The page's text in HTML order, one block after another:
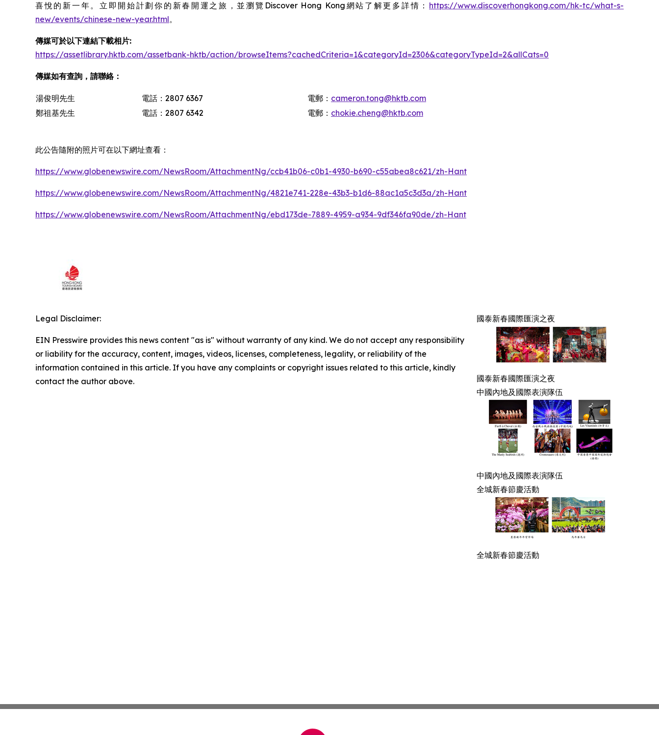
喜悅的新一年。立即開始計劃你的新春開運之旅，並瀏覽Discover Hong Kong網站了解更多詳情： https://www.discoverhongkong.com/hk-tc/what-s-
new/events/chinese-new-year.html。
傳媒可於以下連結下載相片:
https://assetlibrary.hktb.com/assetbank-hktb/action/browseItems?cachedCriteria=1&categoryId=2306&categoryTypeId=2&allCats=0
傳媒如有查詢，請聯絡：
湯俊明先生 電話：2807 6367 電郵： cameron.tong@hktb.com
鄭祖基先生
電話：2807 6342 電郵： chokie.cheng@hktb.com
此公告隨附的照片可在以下網址查看：
https://www.globenewswire.com/NewsRoom/AttachmentNg/ccb41b06-c0b1-4930-b690-c55abea8c621/zh-Hant
https://www.globenewswire.com/NewsRoom/AttachmentNg/4821e741-228e-43b3-b1d6-88ac1a5c3d3a/zh-Hant
https://www.globenewswire.com/NewsRoom/AttachmentNg/ebd173de-7889-4959-a934-9df346fa90de/zh-Hant
國泰新春國際匯演之夜
國泰新春國際匯演之夜
中國內地及國際表演隊伍
中國內地及國際表演隊伍
全城新春節慶活動
全城新春節慶活動
Legal Disclaimer:
EIN Presswire provides this news content "as is" without warranty of any kind. We do not accept any responsibility
or liability for the accuracy, content, images, videos, licenses, completeness, legality, or reliability of the
information contained in this article. If you have any complaints or copyright issues related to this article, kindly
contact the author above.